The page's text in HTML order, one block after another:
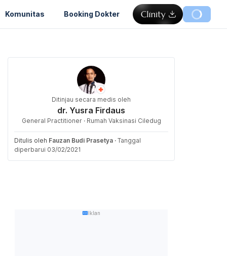
Komunitas Booking Dokter
Ditinjau secara medis oleh
dr. Yusra Firdaus
General Practitioner · Rumah Vaksinasi Ciledug
Ditulis oleh Fauzan Budi Prasetya · Tanggal
diperbarui 03/02/2021
Iklan